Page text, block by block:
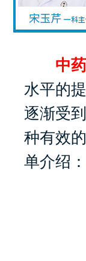
中药
水平的
逐渐受
种有效
单介绍：